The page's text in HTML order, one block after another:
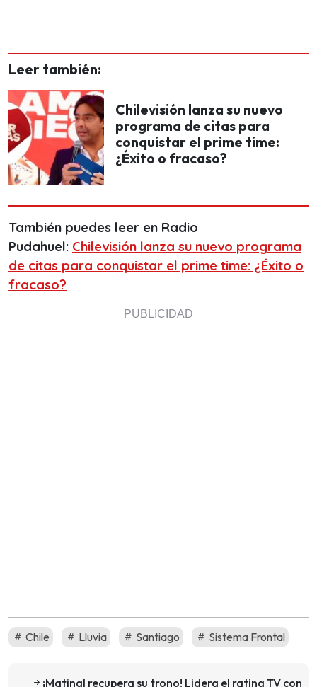
Leer también:
Chilevisión lanza su nuevo
programa de citas para
conquistar el prime time:
¿Éxito o fracaso?
También puedes leer en Radio
Pudahuel: Chilevisión lanza su nuevo programa
de citas para conquistar el prime time: ¿Éxito o
fracaso?
Chile Lluvia Santiago Sistema Frontal
¡Matinal recupera su trono! Lidera el rating TV con